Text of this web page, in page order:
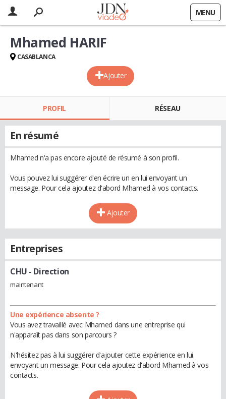
MENU
Ajouter
Mhamed HARIF
CASABLANCA
PROFIL RÉSEAU
En résumé
Mhamed n'a pas encore ajouté de résumé à son profil.
Vous pouvez lui suggérer d'en écrire un en lui envoyant un
message. Pour cela ajoutez d'abord Mhamed à vos contacts.
Ajouter
Entreprises
CHU - Direction
maintenant
Une expérience absente ?
Vous avez travaillé avec Mhamed dans une entreprise qui
n'apparaît pas dans son parcours ?
N'hésitez pas à lui suggérer d'ajouter cette expérience en lui
envoyant un message. Pour cela ajoutez d'abord Mhamed à vos
contacts.